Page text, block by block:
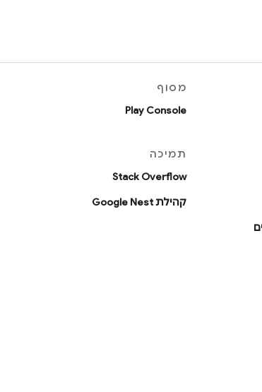
מסוף
Play Console
תמיכה
Stack Overflow
קהילת Google Nest